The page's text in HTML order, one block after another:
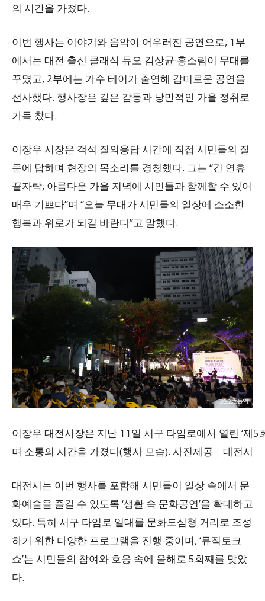
의 시간을 가졌다.
이번 행사는 이야기와 음악이 어우러진 공연으로, 1부
에서는 대전 출신 클래식 듀오 김상균·홍소림이 무대를
꾸몄고, 2부에는 가수 테이가 출연해 감미로운 공연을
선사했다. 행사장은 깊은 감동과 낭만적인 가을 정취로
가득 찼다.
이장우 시장은 객석 질의응답 시간에 직접 시민들의 질
문에 답하며 현장의 목소리를 경청했다. 그는 “긴 연휴
끝자락, 아름다운 가을 저녁에 시민들과 함께할 수 있어
매우 기쁘다”며 “오늘 무대가 시민들의 일상에 소소한
행복과 위로가 되길 바란다”고 말했다.
이장우 대전시장은 지난 11일 서구 타임로에서 열린 ‘제
며 소통의 시간을 가졌다(행사 모습). 사진제공｜대전시
대전시는 이번 행사를 포함해 시민들이 일상 속에서 문
화예술을 즐길 수 있도록 ‘생활 속 문화공연’을 확대하고
있다. 특히 서구 타임로 일대를 문화도심형 거리로 조성
하기 위한 다양한 프로그램을 진행 중이며, ‘뮤직토크
쇼’는 시민들의 참여와 호응 속에 올해로 5회째를 맞았
다.